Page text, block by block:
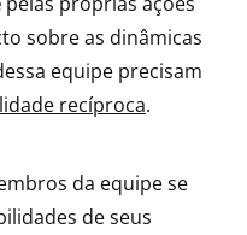
sobre as dinâmicas
equipe precisam
recíproca.
da equipe se
de seus